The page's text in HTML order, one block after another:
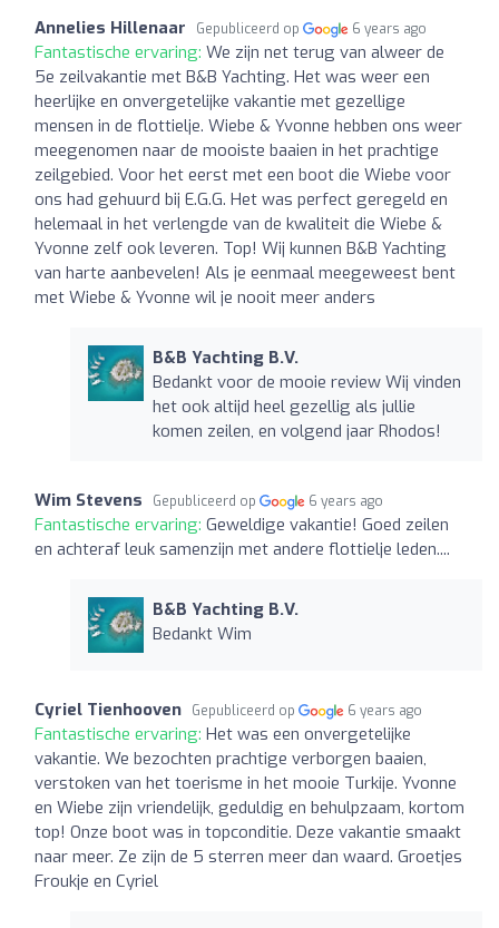
Annelies Hillenaar Gepubliceerd op 6 years ago
Fantastische ervaring: We zijn net terug van alweer de
5e zeilvakantie met B&B Yachting. Het was weer een
heerlijke en onvergetelijke vakantie met gezellige
mensen in de flottielje. Wiebe & Yvonne hebben ons weer
meegenomen naar de mooiste baaien in het prachtige
zeilgebied. Voor het eerst met een boot die Wiebe voor
ons had gehuurd bij E.G.G. Het was perfect geregeld en
helemaal in het verlengde van de kwaliteit die Wiebe &
Yvonne zelf ook leveren. Top! Wij kunnen B&B Yachting
van harte aanbevelen! Als je eenmaal meegeweest bent
met Wiebe & Yvonne wil je nooit meer anders
B&B Yachting B.V.
Bedankt voor de mooie review Wij vinden
het ook altijd heel gezellig als jullie
komen zeilen, en volgend jaar Rhodos!
Wim Stevens Gepubliceerd op 6 years ago
Fantastische ervaring: Geweldige vakantie! Goed zeilen
en achteraf leuk samenzijn met andere flottielje leden....
B&B Yachting B.V.
Bedankt Wim
Cyriel Tienhooven Gepubliceerd op 6 years ago
Fantastische ervaring: Het was een onvergetelijke
vakantie. We bezochten prachtige verborgen baaien,
verstoken van het toerisme in het mooie Turkije. Yvonne
en Wiebe zijn vriendelijk, geduldig en behulpzaam, kortom
top! Onze boot was in topconditie. Deze vakantie smaakt
naar meer. Ze zijn de 5 sterren meer dan waard. Groetjes
Froukje en Cyriel